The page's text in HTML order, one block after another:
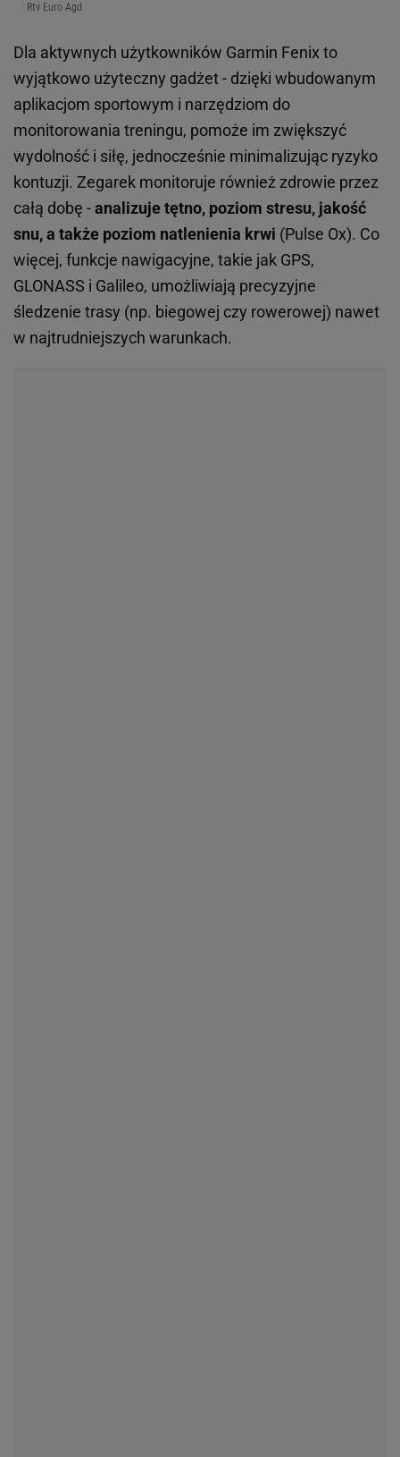
Rtv Euro Agd
Dla aktywnych użytkowników Garmin Fenix to
wyjątkowo użyteczny gadżet - dzięki wbudowanym
aplikacjom sportowym i narzędziom do
monitorowania treningu, pomoże im zwiększyć
wydolność i siłę, jednocześnie minimalizując ryzyko
kontuzji. Zegarek monitoruje również zdrowie przez
całą dobę -analizuje tętno, poziom stresu, jakość
snu, a także poziom natlenienia krwi (Pulse Ox). Co
więcej, funkcje nawigacyjne, takie jak GPS,
GLONASS i Galileo, umożliwiają precyzyjne
śledzenie trasy (np. biegowej czy rowerowej) nawet
w najtrudniejszych warunkach.